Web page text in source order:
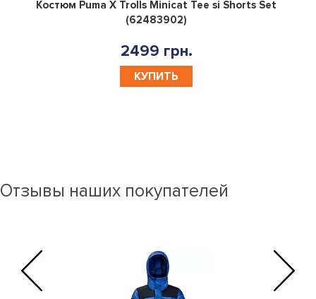
Костюм Puma X Trolls Minicat Tee si Shorts Set
(62483902)
2499 грн.
КУПИТЬ
Отзывы наших покупателей